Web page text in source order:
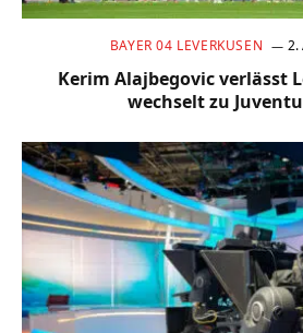
BAYER 04 LEVERKUSEN 2.
Kerim Alajbegovic verlässt
wechselt zu